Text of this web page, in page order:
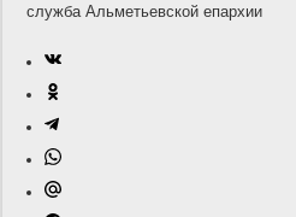
служба Альметьевской епархии